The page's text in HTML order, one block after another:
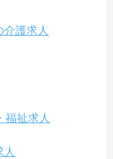
護求人
福祉求人